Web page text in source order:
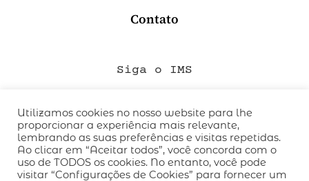
Contato
Siga o IMS
QUEM SOMOS
CÓDIGO DE CONDUTA
POLÍTICA DE PRIVACIDADE
Utilizamos cookies no nosso website para lhe
proporcionar a experiência mais relevante,
lembrando as suas preferências e visitas repetidas.
Ao clicar em “Aceitar todos”, você concorda com o
uso de TODOS os cookies. No entanto, você pode
visitar “Configurações de Cookies” para fornecer um